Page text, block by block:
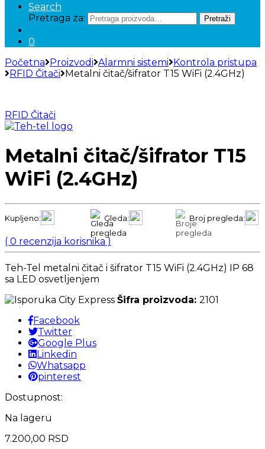
Search
Pretraga za:
Pretraži
0
Početna Proizvodi Alarmni sistemi Kontrola pristupa
RFID Čitači Metalni čitač/šifrator T15 WiFi (2.4GHz)
RFID Čitači
Metalni čitač/šifrator T15
WiFi (2.4GHz)
Kupljeno: Gleda: Broj pregleda:
( 0 recenzija korisnika )
Teh-Tel metalni čitač i šifrator T15 WiFi (2.4GHz) IP 68
sa LED osvetljenjem
Šifra proizvoda: 2101
Facebook
Twitter
Google Plus
Linkedin
Whatsapp
pinterest
Dostupnost:
Na lageru
7.200,00 RSD